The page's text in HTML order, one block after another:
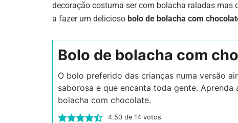
decoração costuma ser com bolacha raladas
a fazer um delicioso bolo de bolacha com
Bolo de bolacha com
O bolo preferido das crianças numa versão
saborosa e que encanta toda gente. Aprenda
bolacha com chocolate.
4.50de 14votos